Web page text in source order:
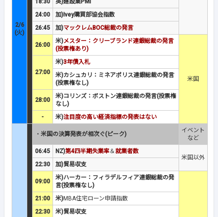
2/6
(火)
18:30
英)建設業PMI
24:00
加)Ivey購買部協会指数
26:45
加)マックレムBOC総裁の発言
26:00
米)メスター：クリーブランド連銀総裁の発言
(投票権あり)
米国
27:00
米)3年債入札
米)カシュカリ：ミネアポリス連銀総裁の発言
(投票権なし)
28:00
米)コリンズ：ボストン連銀総裁の発言(投票権
なし)
-
米)注目度の高い経済指標の発表はない
・ 米国の決算発表が相次ぐ(ピーク)
イベント
など
06:45
NZ)第4四半期失業率＆就業者数
米国以外
22:30
加)貿易収支
09:00
米)ハーカー：フィラデルフィア連銀総裁の発
言(投票権なし)
21:00 米)MBA住宅ローン申請指数
22:30
米)貿易収支